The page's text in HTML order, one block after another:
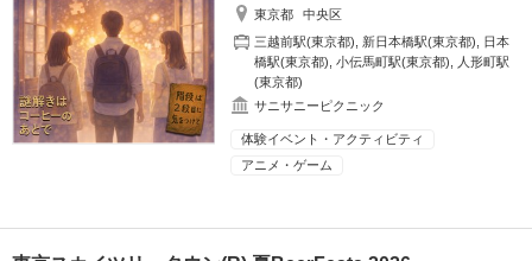
東京都
中央区
三越前駅(東京都)
新日本橋駅(東京都)
日本
橋駅(東京都) ,小伝馬町駅(東京都)
人形町駅
(東京都)
サニサニーピクニック
体験イベント・アクティビティ
アニメ・ゲーム